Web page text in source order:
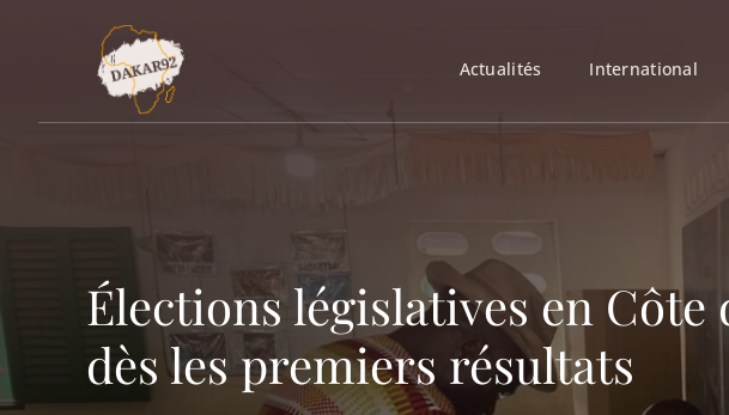
Actualités International
Élections législatives en
dès les premiers résultats